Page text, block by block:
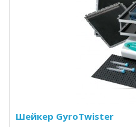
Шейкер GyroTwister